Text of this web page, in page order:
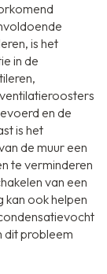
is het
in de
en de
is het
de muur een
te verminderen
van een
kan ook helpen
dit probleem